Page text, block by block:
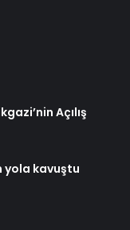
Açılış
yola kavuştu